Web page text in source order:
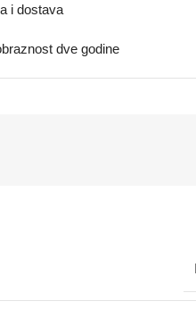
i dostava
dve godine